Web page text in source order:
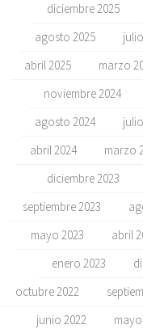
diciembre 2025
agosto 2025
abril 2025
marzo
noviembre 2024
agosto 2024
abril 2024
marzo
diciembre 2023
septiembre 2023
mayo 2023
abril
enero 2023
octubre 2022
junio 2022